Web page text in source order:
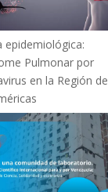
epidemiológica:
Pulmonar por
en la Región de